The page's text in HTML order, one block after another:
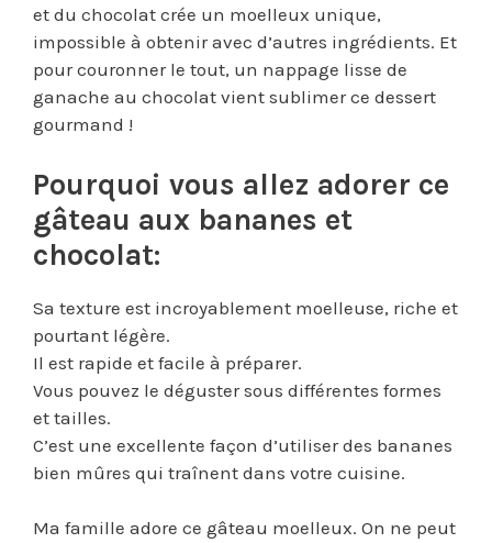
et du chocolat crée un moelleux unique,
impossible à obtenir avec d’autres ingrédients. Et
pour couronner le tout, un nappage lisse de
ganache au chocolat vient sublimer ce dessert
gourmand !
Pourquoi vous allez adorer ce
gâteau aux bananes et
chocolat:
Sa texture est incroyablement moelleuse, riche et
pourtant légère.
Il est rapide et facile à préparer.
Vous pouvez le déguster sous différentes formes
et tailles.
C’est une excellente façon d’utiliser des bananes
bien mûres qui traînent dans votre cuisine.
Ma famille adore ce gâteau moelleux. On ne peut